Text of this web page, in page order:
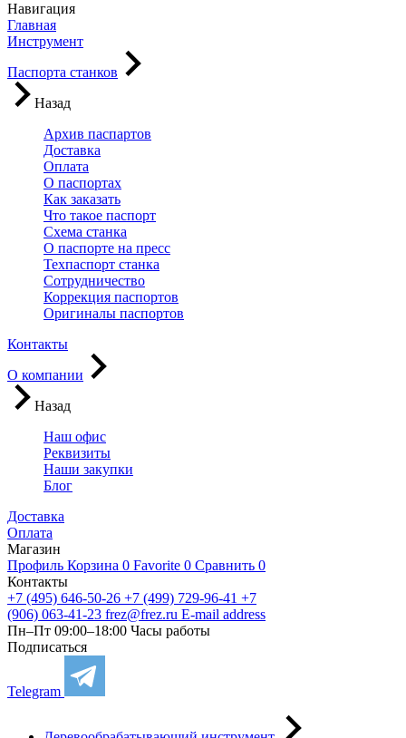
Навигация
Главная
Инструмент
Паспорта станков
Назад
Архив паспартов
Доставка
Оплата
О паспортах
Как заказать
Что такое паспорт
Схема станка
О паспорте на пресс
Техпаспорт станка
Сотрудничество
Коррекция паспортов
Оригиналы паспортов
Контакты
О компании
Назад
Наш офис
Реквизиты
Наши закупки
Блог
Доставка
Оплата
Магазин
Профиль Корзина 0 Favorite 0 Сравнить 0
Контакты
+7 (495) 646-50-26 +7 (499) 729-96-41 +7
(906) 063-41-23 frez@frez.ru E-mail address
Пн–Пт 09:00–18:00 Часы работы
Подписаться
Telegram